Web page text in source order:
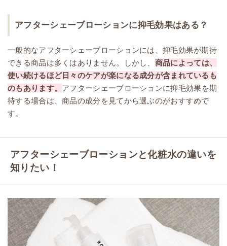
アフターシェーブローションに抑毛効果はある？
一般的なアフターシェーブローションには、抑毛効果が期待
できる商品は多くはありません。しかし、 商品によっては、
使い続けるほど日々のケアが楽になる成分が含まれているも
のもあります。 アフターシェーブローションに抑毛効果を期
待する場合は、商品の成分を見てから選ぶのがおすすめで
す。
アフターシェーブローションと化粧水の違いを
知りたい！